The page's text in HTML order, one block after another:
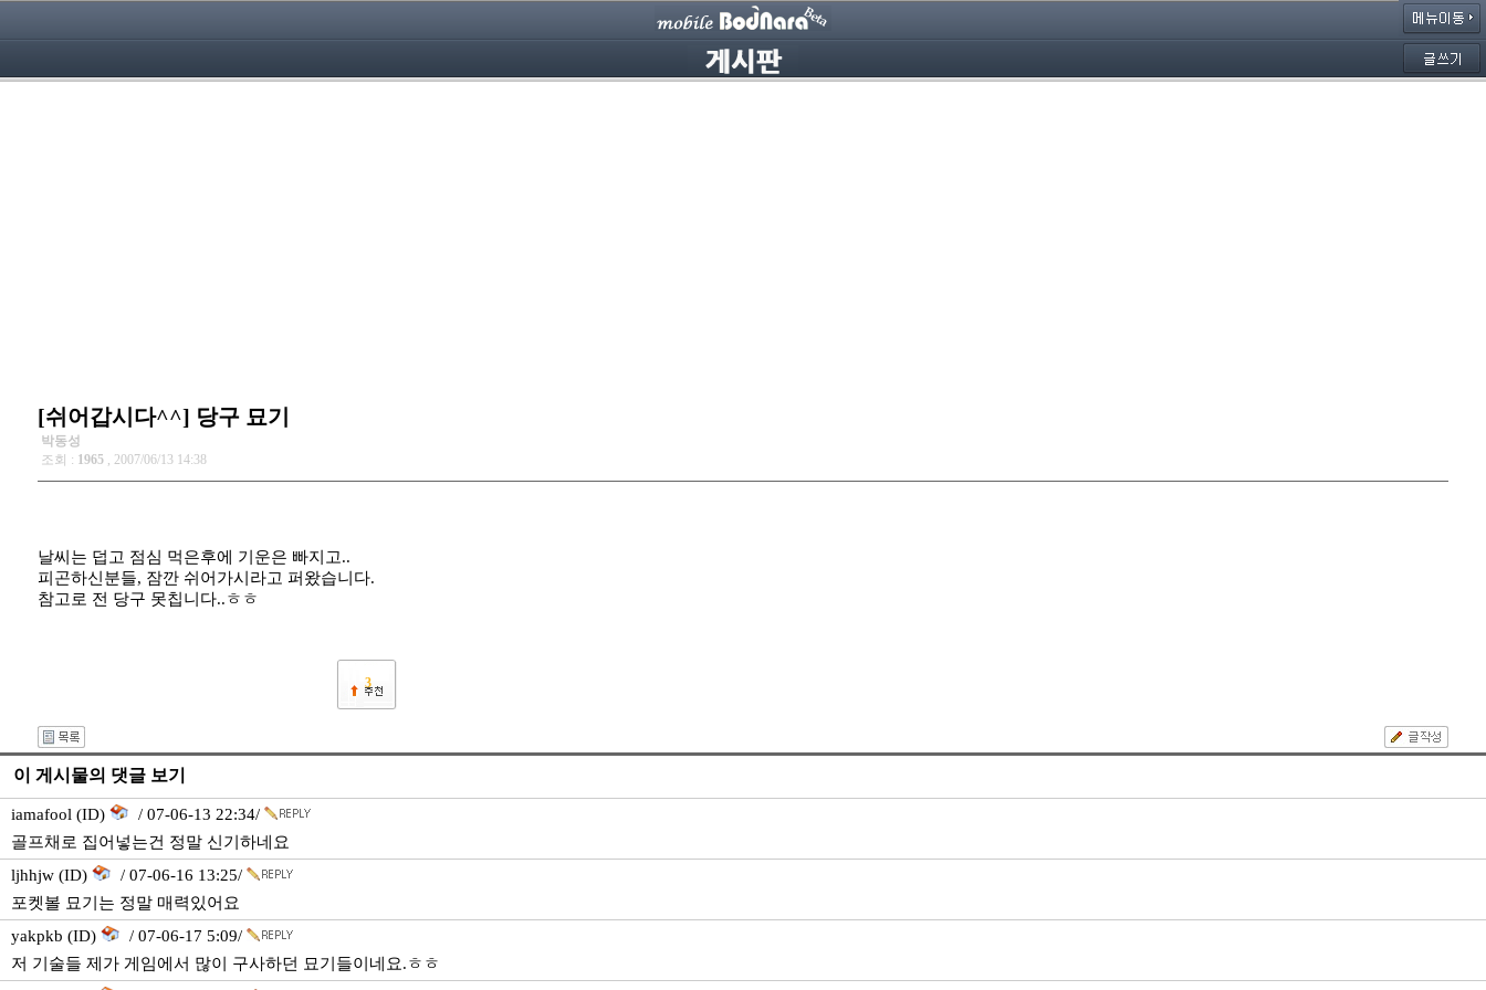
[쉬어갑시다^^] 당구 묘기
박동성
조회 : 1965 , 2007/06/13 14:38
날씨는 덥고 점심 먹은후에 기운은 빠지고..
피곤하신분들, 잠깐 쉬어가시라고 퍼왔습니다.
참고로 전 당구 못칩니다..ㅎㅎ
3
이 게시물의 댓글 보기
iamafool (ID)
/ 07-06-13 22:34/
골프채로 집어넣는건 정말 신기하네요
ljhhjw (ID)
/ 07-06-16 13:25/
포켓볼 묘기는 정말 매력있어요
yakpkb (ID)
/ 07-06-17 5:09/
저 기술들 제가 게임에서 많이 구사하던 묘기들이네요.ㅎㅎ